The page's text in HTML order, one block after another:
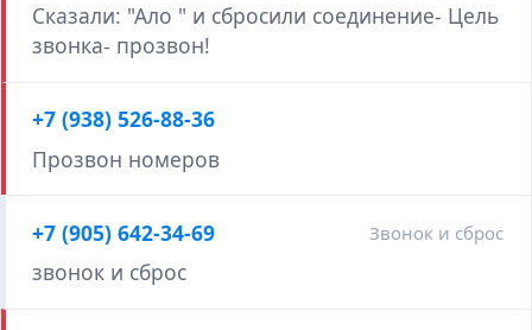
Сказали: "Ало " и сбросили соединение- Цель
звонка- прозвон!
+7 (938) 526-88-36
Прозвон номеров
+7 (905) 642-34-69 Звонок и сброс
звонок и сброс